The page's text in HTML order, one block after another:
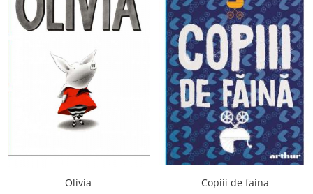
toate vârstele
Editura Univers
Editura Aramis
Editura Arthur
Editura Bookzone
Editura CasaOlivia
Copiii de faina